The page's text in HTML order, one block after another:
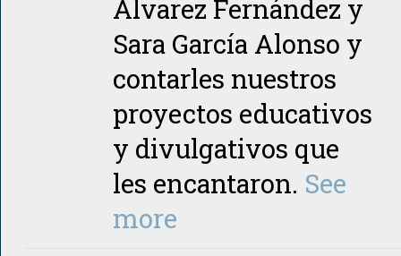
Álvarez Fernández y
Sara García Alonso y
contarles nuestros
proyectos educativos
y divulgativos que
les encantaron. See
more